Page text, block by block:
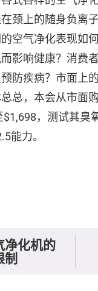
颈上的随身负离
空气净化表现如
影响健康？消费
防疾病？市面上
总，本会从市面
，测试其臭
能力。
净化机的
制